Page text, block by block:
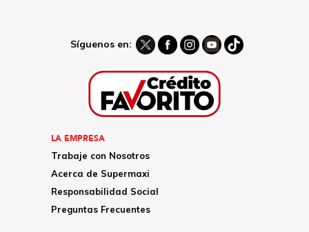
Síguenos en:
LA EMPRESA
Trabaje con Nosotros
Acerca de Supermaxi
Responsabilidad Social
Preguntas Frecuentes